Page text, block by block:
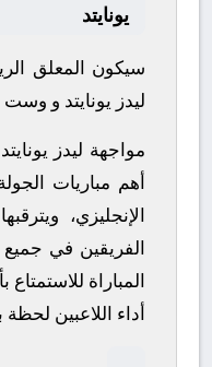
يونايتد
سيكون المعلق
ليدز يونايتد و وست
مواجهة ليدز
أهم مباريات
الإنجليزي،
الفريقين في جميع
المباراة
أداء اللاعبين